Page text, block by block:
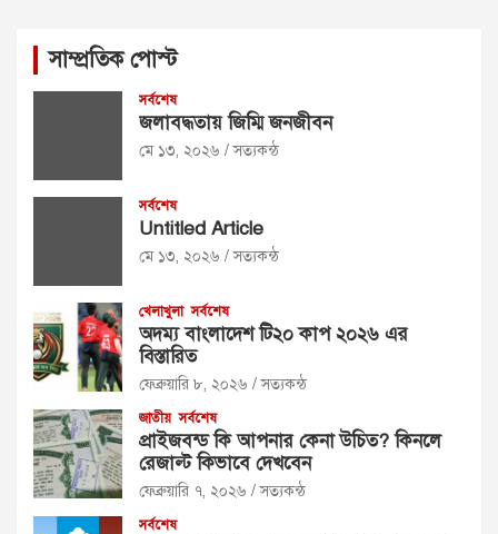
সাম্প্রতিক পোস্ট
সর্বশেষ
জলাবদ্ধতায় জিম্মি জনজীবন
মে ১৩, ২০২৬ সত্যকন্ঠ
সর্বশেষ
Untitled Article
মে ১৩, ২০২৬ সত্যকন্ঠ
খেলাখুলা সর্বশেষ
অদম্য বাংলাদেশ টি২০ কাপ ২০২৬ এর
বিস্তারিত
ফেব্রুয়ারি ৮, ২০২৬ সত্যকন্ঠ
জাতীয় সর্বশেষ
প্রাইজবন্ড কি আপনার কেনা উচিত? কিনলে
রেজাল্ট কিভাবে দেখবেন
ফেব্রুয়ারি ৭, ২০২৬ সত্যকন্ঠ
সর্বশেষ